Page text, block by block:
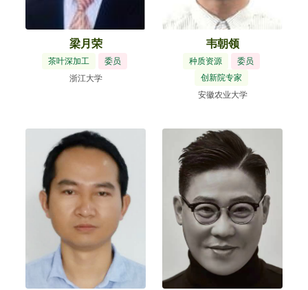
梁月荣
茶叶深加工
委员
浙江大学
韦朝领
种质资源
委员
创新院专家
安徽农业大学